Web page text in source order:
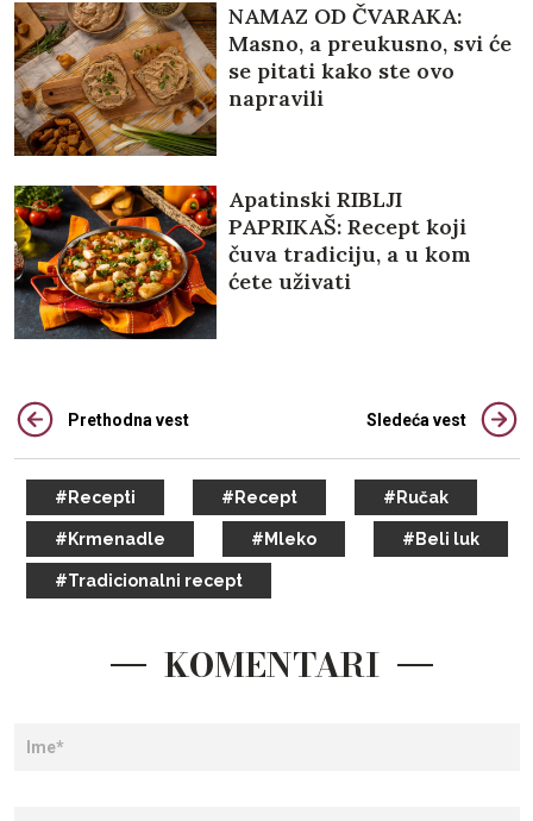
NAMAZ OD ČVARAKA:
Masno, a preukusno, svi će
se pitati kako ste ovo
napravili
Apatinski RIBLJI
PAPRIKAŠ: Recept koji
čuva tradiciju, a u kom
ćete uživati
Prethodna vest Sledeća vest
#Recepti #Recept #Ručak
#Krmenadle #Mleko #Beli luk
#Tradicionalni recept
KOMENTARI